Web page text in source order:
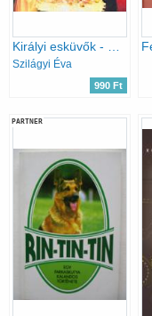
Királyi esküvők - mesés menyegzők
Szilágyi Éva
990 Ft
PARTNER